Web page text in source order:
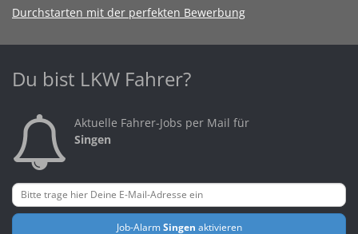
Durchstarten mit der perfekten Bewerbung
Du bist LKW Fahrer?
Aktuelle Fahrer-Jobs per Mail für
Singen
Job-AlarmSingen aktivieren